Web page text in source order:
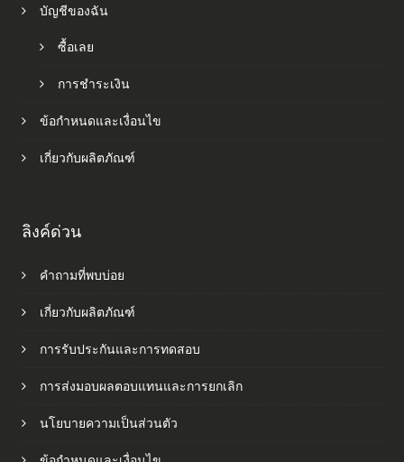
บัญชีของฉัน
ซื้อเลย
การชำระเงิน
ข้อกำหนดและเงื่อนไข
เกี่ยวกับผลิตภัณฑ์
ลิงค์ด่วน
คำถามที่พบบ่อย
เกี่ยวกับผลิตภัณฑ์
การรับประกันและการทดสอบ
การส่งมอบผลตอบแทนและการยกเลิก
นโยบายความเป็นส่วนตัว